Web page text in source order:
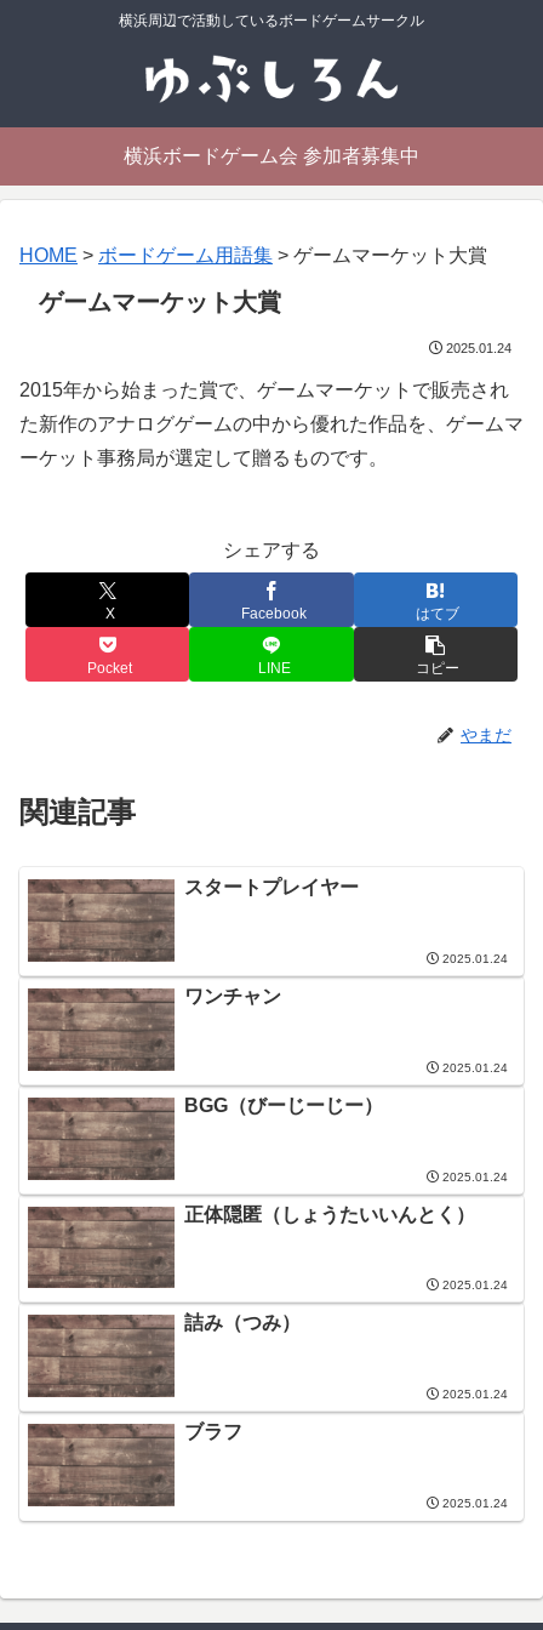
横浜周辺で活動しているボードゲームサークル
横浜ボードゲーム会 参加者募集中
HOME > ボードゲーム用語集 > ゲームマーケット大賞
ゲームマーケット大賞
2025.01.24
2015年から始まった賞で、ゲームマーケットで販売され
た新作のアナログゲームの中から優れた作品を、ゲームマ
ーケット事務局が選定して贈るものです。
シェアする
X Facebook はてブ
Pocket LINE コピー
やまだ
関連記事
スタートプレイヤー
2025.01.24
ワンチャン
2025.01.24
BGG（びーじーじー）
2025.01.24
正体隠匿（しょうたいいんとく）
2025.01.24
詰み（つみ）
2025.01.24
ブラフ
2025.01.24